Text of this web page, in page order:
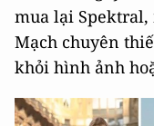
mua lại
Mạch chuyên
khỏi hình ảnh